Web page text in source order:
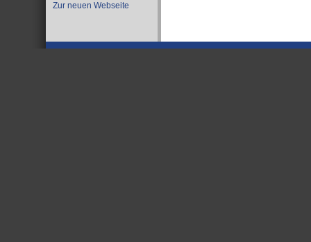
Zur neuen Webseite